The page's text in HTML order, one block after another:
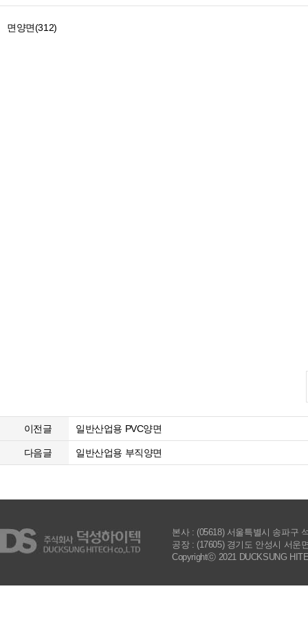
면양면(312)
이전글 일반산업용 PVC양면
다음글 일반산업용 부직양면
본사 : (05618) 서울특별시 송파구
공장 : (17605) 경기도 안성시 서운
Copyrightⓒ 2021 DUCKSUNG